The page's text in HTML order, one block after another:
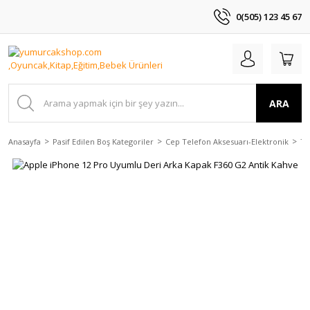
0(505) 123 45 67
ARA
Anasayfa Pasif Edilen Boş Kategoriler Cep Telefon Aksesuarı-Elektronik